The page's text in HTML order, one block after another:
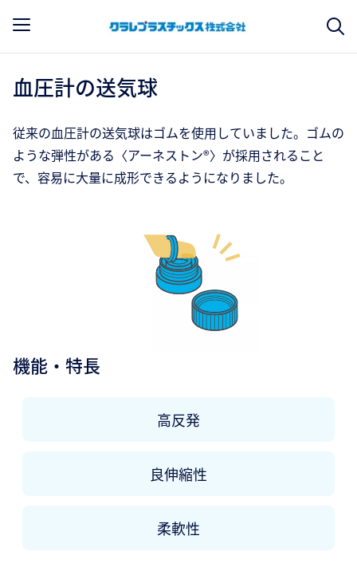
血圧計の送気球
従来の血圧計の送気球はゴムを使用していました。ゴムの
ような弾性がある〈アーネストン®〉が採用されること
で、容易に大量に成形できるようになりました。
機能・特長
高反発
良伸縮性
柔軟性